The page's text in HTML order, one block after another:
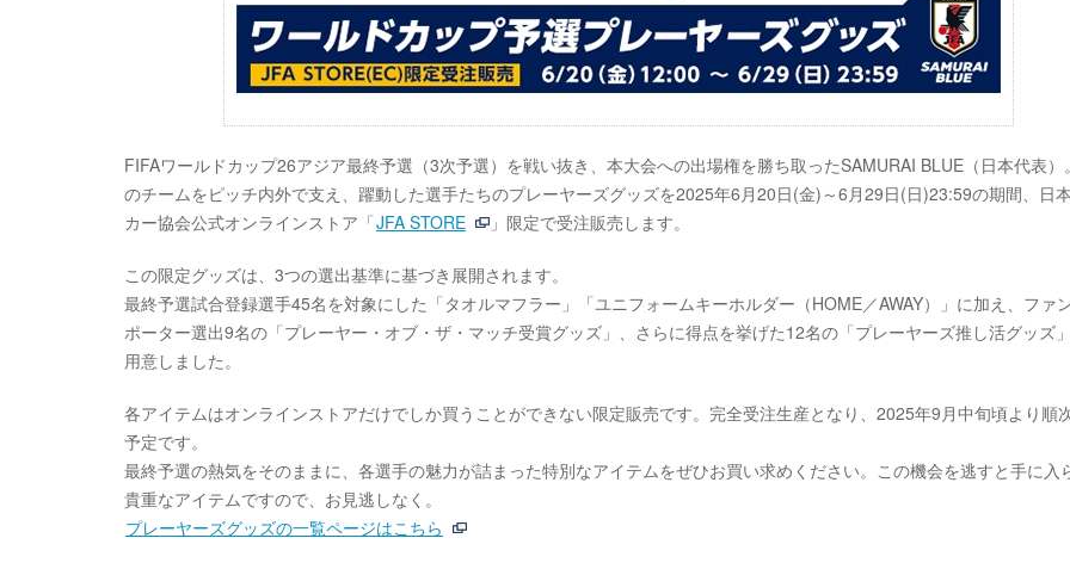
FIFAワールドカップ26アジア最終予選（3次予選）を戦い抜き、本大会への出場権を勝ち取ったSAMURAI BLUE（日本代表）
のチームをピッチ内外で支え、躍動した選手たちのプレーヤーズグッズを2025年6月20日(金)～6月29日(日)23:59の期間、日
カー協会公式オンラインストア「JFA STORE 」限定で受注販売します。
この限定グッズは、3つの選出基準に基づき展開されます。
最終予選試合登録選手45名を対象にした「タオルマフラー」「ユニフォームキーホルダー（HOME／AWAY）」に加え、ファ
ポーター選出9名の「プレーヤー・オブ・ザ・マッチ受賞グッズ」、さらに得点を挙げた12名の「プレーヤーズ推し活グッズ
用意しました。
各アイテムはオンラインストアだけでしか買うことができない限定販売です。完全受注生産となり、2025年9月中旬頃より順
予定です。
最終予選の熱気をそのままに、各選手の魅力が詰まった特別なアイテムをぜひお買い求めください。この機会を逃すと手に入
貴重なアイテムですので、お見逃しなく。
プレーヤーズグッズの一覧ページはこちら